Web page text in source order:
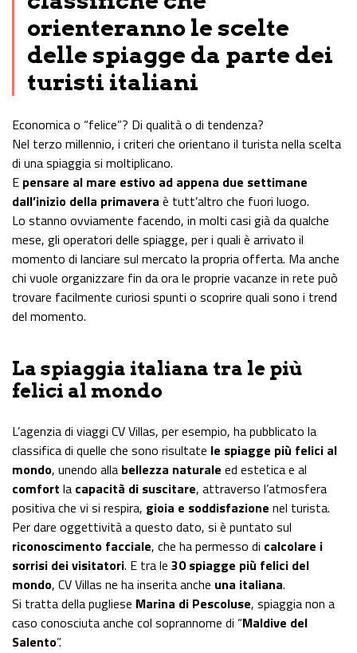
orienteranno le scelte
delle spiagge da parte dei
turisti italiani
Economica o “felice”? Di qualità o di tendenza?
Nel terzo millennio, i criteri che orientano il turista nella scelta
di una spiaggia si moltiplicano.
E pensare al mare estivo ad appena due settimane
dall’inizio della primavera è tutt’altro che fuori luogo.
Lo stanno ovviamente facendo, in molti casi già da qualche
mese, gli operatori delle spiagge, per i quali è arrivato il
momento di lanciare sul mercato la propria offerta. Ma anche
chi vuole organizzare fin da ora le proprie vacanze in rete può
trovare facilmente curiosi spunti o scoprire quali sono i trend
del momento.
La spiaggia italiana tra le più
felici al mondo
L’agenzia di viaggi CV Villas, per esempio, ha pubblicato la
classifica di quelle che sono risultate le spiagge più felici al
mondo, unendo alla bellezza naturale ed estetica e al
comfort la capacità di suscitare, attraverso l’atmosfera
positiva che vi si respira, gioia e soddisfazione nel turista.
Per dare oggettività a questo dato, si è puntato sul
riconoscimento facciale, che ha permesso di calcolare i
sorrisi dei visitatori. E tra le 30 spiagge più felici del
mondo, CV Villas ne ha inserita anche una italiana.
Si tratta della pugliese Marina di Pescoluse, spiaggia non a
caso conosciuta anche col soprannome di “Maldive del
Salento”.